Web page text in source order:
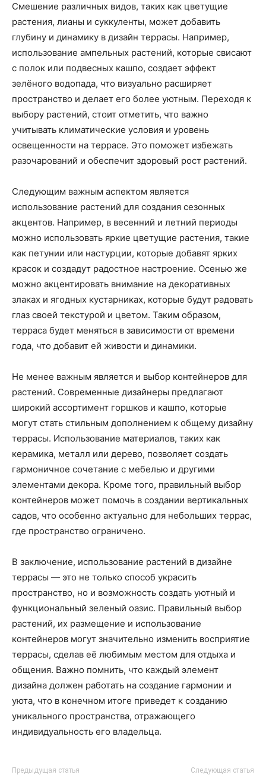
Смешение различных видов, таких как цветущие
растения, лианы и суккуленты, может добавить
глубину и динамику в дизайн террасы. Например,
использование ампельных растений, которые свисают
с полок или подвесных кашпо, создает эффект
зелёного водопада, что визуально расширяет
пространство и делает его более уютным. Переходя к
выбору растений, стоит отметить, что важно
учитывать климатические условия и уровень
освещенности на террасе. Это поможет избежать
разочарований и обеспечит здоровый рост растений.
Следующим важным аспектом является
использование растений для создания сезонных
акцентов. Например, в весенний и летний периоды
можно использовать яркие цветущие растения, такие
как петунии или настурции, которые добавят ярких
красок и создадут радостное настроение. Осенью же
можно акцентировать внимание на декоративных
злаках и ягодных кустарниках, которые будут радовать
глаз своей текстурой и цветом. Таким образом,
терраса будет меняться в зависимости от времени
года, что добавит ей живости и динамики.
Не менее важным является и выбор контейнеров для
растений. Современные дизайнеры предлагают
широкий ассортимент горшков и кашпо, которые
могут стать стильным дополнением к общему дизайну
террасы. Использование материалов, таких как
керамика, металл или дерево, позволяет создать
гармоничное сочетание с мебелью и другими
элементами декора. Кроме того, правильный выбор
контейнеров может помочь в создании вертикальных
садов, что особенно актуально для небольших террас,
где пространство ограничено.
В заключение, использование растений в дизайне
террасы — это не только способ украсить
пространство, но и возможность создать уютный и
функциональный зеленый оазис. Правильный выбор
растений, их размещение и использование
контейнеров могут значительно изменить восприятие
террасы, сделав её любимым местом для отдыха и
общения. Важно помнить, что каждый элемент
дизайна должен работать на создание гармонии и
уюта, что в конечном итоге приведет к созданию
уникального пространства, отражающего
индивидуальность его владельца.
Предыдущая статья Следующая статья